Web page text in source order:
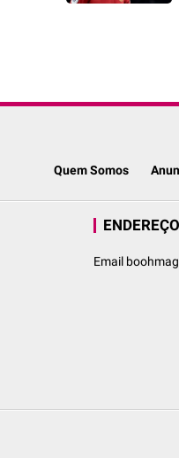
Quem Somos
Email